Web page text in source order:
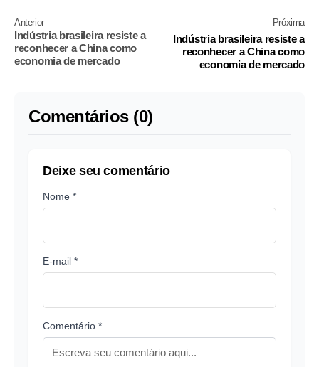
Anterior
Indústria brasileira resiste a
reconhecer a China como
economia de mercado
Próxima
Indústria brasileira resiste a
reconhecer a China como
economia de mercado
Comentários (0)
Deixe seu comentário
Nome *
E-mail *
Comentário *